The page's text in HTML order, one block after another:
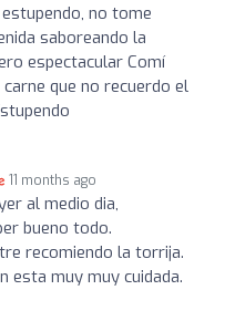
no tome
saboreando la
espectacular Comí
que no recuerdo el
11 months ago
al medio dia,
bueno todo.
recomiendo la torrija.
esta muy muy cuidada.